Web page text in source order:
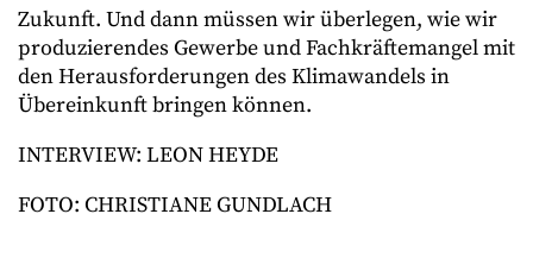
Zukunft. Und dann müssen wir überlegen, wie wir
produzierendes Gewerbe und Fachkräftemangel mit
den Herausforderungen des Klimawandels in
Übereinkunft bringen können.
INTERVIEW: LEON HEYDE
FOTO: CHRISTIANE GUNDLACH